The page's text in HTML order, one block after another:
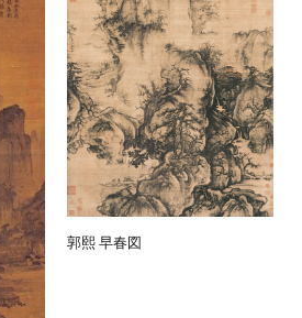
郭熙 早春図